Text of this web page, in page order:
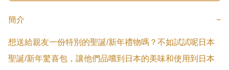
簡介 −
想送給親友一份特別的聖誕/新年禮物嗎？不如試試呢日本
聖誕/新年驚喜包，讓他們品嚐到日本的美味和使用到日本